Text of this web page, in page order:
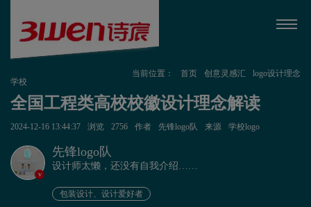
当前位置： 首页 创意灵感汇
logo设计理念
学校
全国工程类高校校徽设计理念解读
2024-12-16 13:44:37 浏览 2756 作者 先锋logo队 来源 学校logo
v
先锋logo队
设计师太懒，还没有自我介绍……
包装设计、设计爱好者